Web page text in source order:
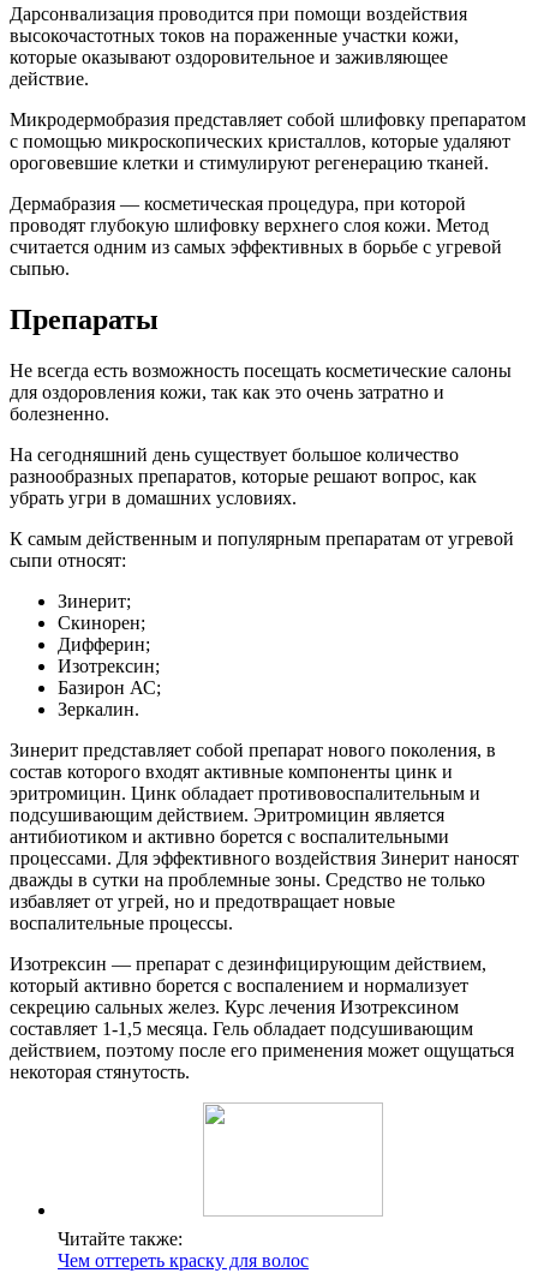
Дарсонвализация проводится при помощи воздействия
высокочастотных токов на пораженные участки кожи,
которые оказывают оздоровительное и заживляющее
действие.
Микродермобразия представляет собой шлифовку препаратом
с помощью микроскопических кристаллов, которые удаляют
ороговевшие клетки и стимулируют регенерацию тканей.
Дермабразия — косметическая процедура, при которой
проводят глубокую шлифовку верхнего слоя кожи. Метод
считается одним из самых эффективных в борьбе с угревой
сыпью.
Препараты
Не всегда есть возможность посещать косметические салоны
для оздоровления кожи, так как это очень затратно и
болезненно.
На сегодняшний день существует большое количество
разнообразных препаратов, которые решают вопрос, как
убрать угри в домашних условиях.
К самым действенным и популярным препаратам от угревой
сыпи относят:
Зинерит;
Скинорен;
Дифферин;
Изотрексин;
Базирон АС;
Зеркалин.
Зинерит представляет собой препарат нового поколения, в
состав которого входят активные компоненты цинк и
эритромицин. Цинк обладает противовоспалительным и
подсушивающим действием. Эритромицин является
антибиотиком и активно борется с воспалительными
процессами. Для эффективного воздействия Зинерит наносят
дважды в сутки на проблемные зоны. Средство не только
избавляет от угрей, но и предотвращает новые
воспалительные процессы.
Изотрексин — препарат с дезинфицирующим действием,
который активно борется с воспалением и нормализует
секрецию сальных желез. Курс лечения Изотрексином
составляет 1-1,5 месяца. Гель обладает подсушивающим
действием, поэтому после его применения может ощущаться
некоторая стянутость.
Читайте также:
Чем оттереть краску для волос